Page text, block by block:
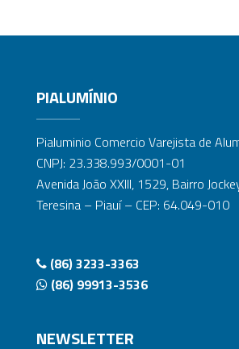
PIALUMÍNIO
Pialuminio Comercio Varejista de
CNPJ: 23.338.993/0001-01
Avenida João XXIII, 1529, Bairro
Teresina – Piauí – CEP: 64.049-010
(86) 3233-3363
(86) 99913-3536
NEWSLETTER